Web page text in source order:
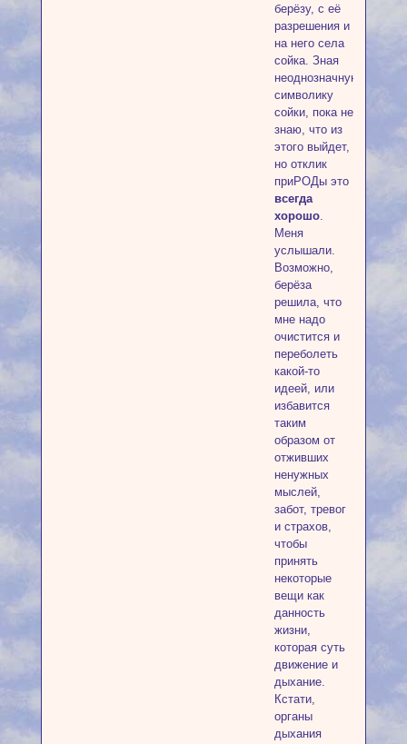
берёзу, с её
разрешения и
на него села
сойка. Зная
неоднозначную
символику
сойки, пока не
знаю, что из
этого выйдет,
но отклик
приРОДы это
всегда
хорошо.
Меня
услышали.
Возможно,
берёза
решила, что
мне надо
очистится и
переболеть
какой-то
идеей, или
избавится
таким
образом от
отживших
ненужных
мыслей,
забот, тревог
и страхов,
чтобы
принять
некоторые
вещи как
данность
жизни,
которая суть
движение и
дыхание.
Кстати,
органы
дыхания